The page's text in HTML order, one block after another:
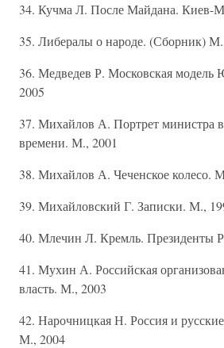
34. Кучма Л. После Майдана. Киев-
35. Либералы о народе. (Сборник)
36. Медведев Р. Московская
2005
37. Михайлов А. Портрет министра в
времени. М., 2001
38. Михайлов А. Чеченское колесо.
39. Михайловский Г. Записки. М.,
40. Млечин Л. Кремль. Президенты
41. Мухин А. Российская
власть. М., 2003
42. Нарочницкая Н. Россия и
М., 2004